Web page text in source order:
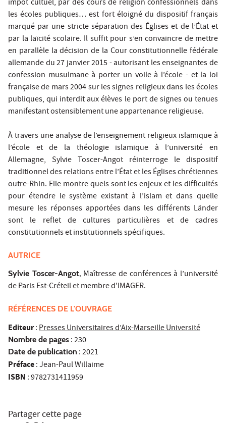
impôt cultuel, par des cours de religion confessionnels dans
les écoles publiques… est fort éloigné du dispositif français
marqué par une stricte séparation des Églises et de l’État et
par la laïcité scolaire. Il suffit pour s’en convaincre de mettre
en parallèle la décision de la Cour constitutionnelle fédérale
allemande du 27 janvier 2015 - autorisant les enseignantes de
confession musulmane à porter un voile à l’école - et la loi
française de mars 2004 sur les signes religieux dans les écoles
publiques, qui interdit aux élèves le port de signes ou tenues
manifestant ostensiblement une appartenance religieuse.
À travers une analyse de l’enseignement religieux islamique à
l’école et de la théologie islamique à l’université en
Allemagne, Sylvie Toscer-Angot réinterroge le dispositif
traditionnel des relations entre l’État et les Églises chrétiennes
outre-Rhin. Elle montre quels sont les enjeux et les difficultés
pour étendre le système existant à l’islam et dans quelle
mesure les réponses apportées dans les différents Länder
sont le reflet de cultures particulières et de cadres
constitutionnels et institutionnels spécifiques.
AUTRICE
Sylvie Toscer-Angot, Maîtresse de conférences à l’université
de Paris Est-Créteil et membre d'IMAGER.
RÉFÉRENCES DE L'OUVRAGE
Editeur:Presses Universitaires d’Aix-Marseille Université
Nombre de pages : 230
Date de publication : 2021
Préface: Jean-Paul Willaime
ISBN : 9782731411959
Partager cette page